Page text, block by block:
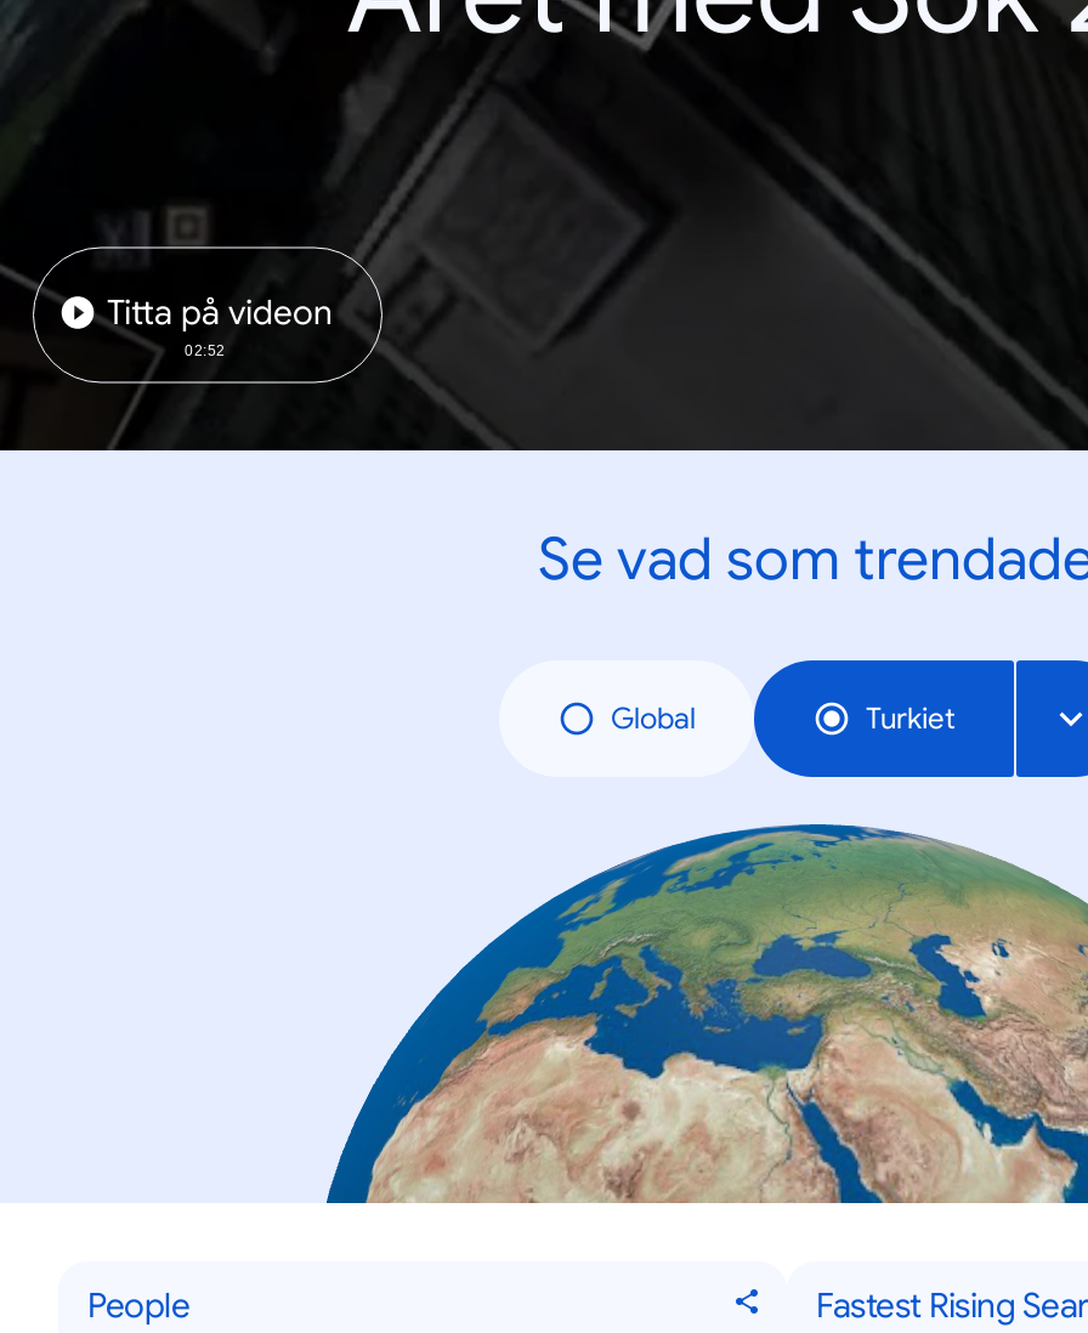
Titta på videon
02:52
Se vad som
Global Turkiet
People Fastest Rising